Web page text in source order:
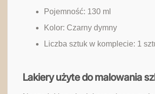
Pojemność: 130 ml
Kolor: Czarny dymny
Liczba sztuk w komplecie: 1
Lakiery użyte do malowania